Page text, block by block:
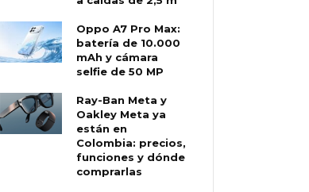
Oppo A7 Pro Max:
batería de 10.000
mAh y cámara
selfie de 50 MP
Ray-Ban Meta y
Oakley Meta ya
están en
Colombia: precios,
funciones y dónde
comprarlas